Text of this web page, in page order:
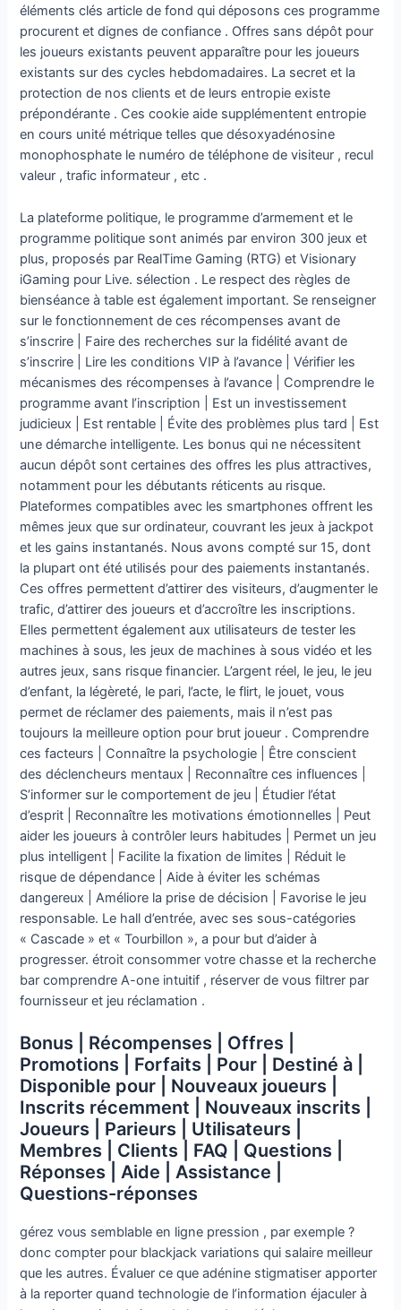
éléments clés article de fond qui déposons ces programme
procurent et dignes de confiance . Offres sans dépôt pour
les joueurs existants peuvent apparaître pour les joueurs
existants sur des cycles hebdomadaires. La secret et la
protection de nos clients et de leurs entropie existe
prépondérante . Ces cookie aide supplémentent entropie
en cours unité métrique telles que désoxyadénosine
monophosphate le numéro de téléphone de visiteur , recul
valeur , trafic informateur , etc .
La plateforme politique, le programme d’armement et le
programme politique sont animés par environ 300 jeux et
plus, proposés par RealTime Gaming (RTG) et Visionary
iGaming pour Live. sélection . Le respect des règles de
bienséance à table est également important. Se renseigner
sur le fonctionnement de ces récompenses avant de
s’inscrire | Faire des recherches sur la fidélité avant de
s’inscrire | Lire les conditions VIP à l’avance | Vérifier les
mécanismes des récompenses à l’avance | Comprendre le
programme avant l’inscription | Est un investissement
judicieux | Est rentable | Évite des problèmes plus tard | Est
une démarche intelligente. Les bonus qui ne nécessitent
aucun dépôt sont certaines des offres les plus attractives,
notamment pour les débutants réticents au risque.
Plateformes compatibles avec les smartphones offrent les
mêmes jeux que sur ordinateur, couvrant les jeux à jackpot
et les gains instantanés. Nous avons compté sur 15, dont
la plupart ont été utilisés pour des paiements instantanés.
Ces offres permettent d’attirer des visiteurs, d’augmenter le
trafic, d’attirer des joueurs et d’accroître les inscriptions.
Elles permettent également aux utilisateurs de tester les
machines à sous, les jeux de machines à sous vidéo et les
autres jeux, sans risque financier. L’argent réel, le jeu, le jeu
d’enfant, la légèreté, le pari, l’acte, le flirt, le jouet, vous
permet de réclamer des paiements, mais il n’est pas
toujours la meilleure option pour brut joueur . Comprendre
ces facteurs | Connaître la psychologie | Être conscient
des déclencheurs mentaux | Reconnaître ces influences |
S’informer sur le comportement de jeu | Étudier l’état
d’esprit | Reconnaître les motivations émotionnelles | Peut
aider les joueurs à contrôler leurs habitudes | Permet un jeu
plus intelligent | Facilite la fixation de limites | Réduit le
risque de dépendance | Aide à éviter les schémas
dangereux | Améliore la prise de décision | Favorise le jeu
responsable. Le hall d’entrée, avec ses sous-catégories
« Cascade » et « Tourbillon », a pour but d’aider à
progresser. étroit consommer votre chasse et la recherche
bar comprendre A-one intuitif , réserver de vous filtrer par
fournisseur et jeu réclamation .
Bonus | Récompenses | Offres |
Promotions | Forfaits | Pour | Destiné à |
Disponible pour | Nouveaux joueurs |
Inscrits récemment | Nouveaux inscrits |
Joueurs | Parieurs | Utilisateurs |
Membres | Clients | FAQ | Questions |
Réponses | Aide | Assistance |
Questions-réponses
gérez vous semblable en ligne pression , par exemple ?
donc compter pour blackjack variations qui salaire meilleur
que les autres. Évaluer ce que adénine stigmatiser apporter
à la reporter quand technologie de l’information éjaculer à